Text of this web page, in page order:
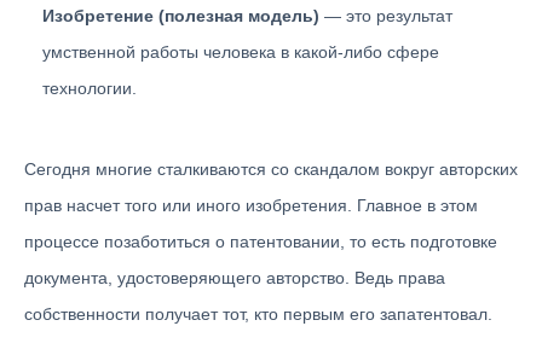
Изобретение (полезная модель) — это результат
умственной работы человека в какой-либо сфере
технологии.
Сегодня многие сталкиваются со скандалом вокруг авторских
прав насчет того или иного изобретения. Главное в этом
процессе позаботиться о патентовании, то есть подготовке
документа, удостоверяющего авторство. Ведь права
собственности получает тот, кто первым его запатентовал.